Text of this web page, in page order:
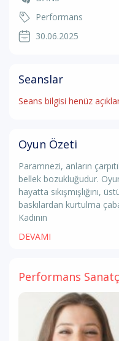
Performans
30.06.2025
Seanslar
Seans bilgisi henüz
Oyun Özeti
Paramnezi, anların
bellek bozukluğudur.
hayatta sıkışmışlığını,
baskılardan kurtulma
Kadının
DEVAMI
Performans